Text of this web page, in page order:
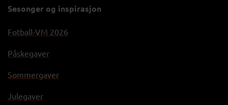
Sesonger og inspirasjon
Fotball-VM 2026
Påskegaver
Sommergaver
Julegaver